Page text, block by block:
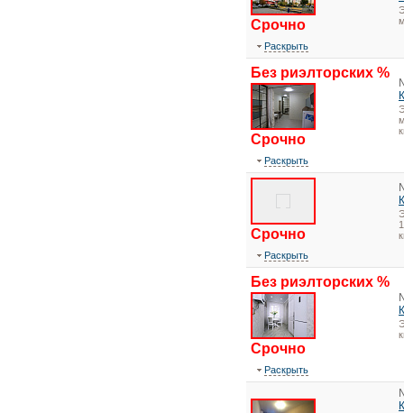
Срочно
Раскрыть
Без риэлторских %
Срочно
Раскрыть
Срочно
Раскрыть
Без риэлторских %
Срочно
Раскрыть